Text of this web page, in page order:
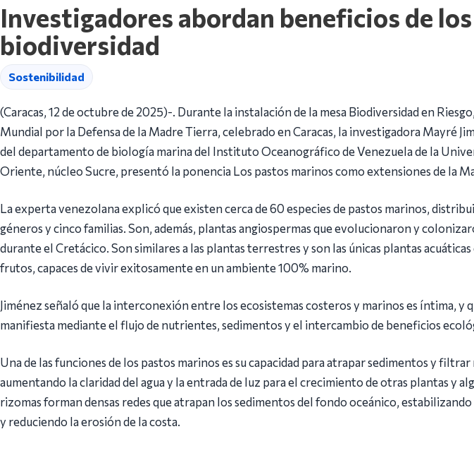
Investigadores abordan beneficios de
biodiversidad
Sostenibilidad
(Caracas, 12 de octubre de 2025)-. Durante la instalación de la mesa Biodiversidad en
Mundial por la Defensa de la Madre Tierra, celebrado en Caracas, la investigadora Mayré
del departamento de biología marina del Instituto Oceanográfico de Venezuela de la
Oriente, núcleo Sucre, presentó la ponencia Los pastos marinos como extensiones de la
La experta venezolana explicó que existen cerca de 60 especies de pastos marinos,
géneros y cinco familias. Son, además, plantas angiospermas que evolucionaron y
durante el Cretácico. Son similares a las plantas terrestres y son las únicas plantas
frutos, capaces de vivir exitosamente en un ambiente 100% marino.
Jiménez señaló que la interconexión entre los ecosistemas costeros y marinos es íntima, y
manifiesta mediante el flujo de nutrientes, sedimentos y el intercambio de beneficios
Una de las funciones de los pastos marinos es su capacidad para atrapar sedimentos y
aumentando la claridad del agua y la entrada de luz para el crecimiento de otras plantas y
rizomas forman densas redes que atrapan los sedimentos del fondo oceánico,
y reduciendo la erosión de la costa.